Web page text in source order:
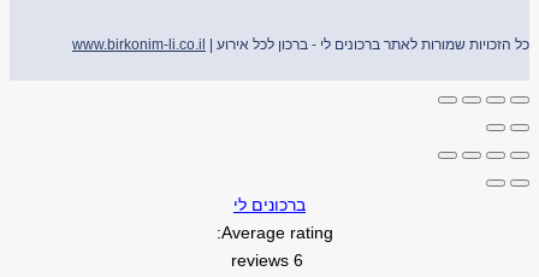
כל הזכויות שמורות לאתר ברכונים לי - ברכון לכל אירוע | www.birkonim-li.co.il
ברכונים לי
Average rating:
6 reviews